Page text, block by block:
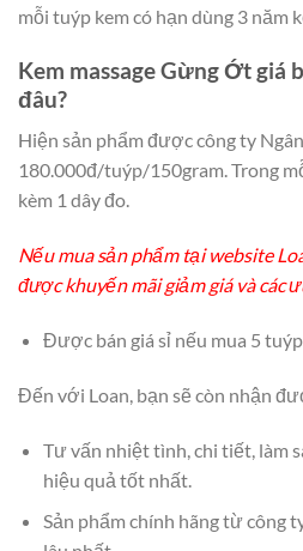
mỗi tuýp kem có hạn dùng 3 năm
Kem massage Gừng Ớt giá
đâu?
Hiện sản phẩm được công ty
180.000đ/tuýp/150gram. Trong
kèm 1 dây đo.
Nếu mua sản phẩm tại website
được khuyến mãi giảm giá và các
Được bán giá sỉ nếu mua 5
Đến với Loan, bạn sẽ còn nhận
Tư vấn nhiệt tình, chi tiết, làm
hiệu quả tốt nhất.
Sản phẩm chính hãng từ công